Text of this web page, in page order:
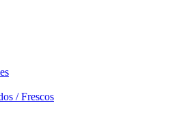
/ Frescos